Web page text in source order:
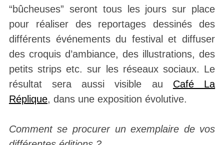
“bûcheuses” seront tous les jours sur place
pour réaliser des reportages dessinés des
différents événements du festival et diffuser
des croquis d’ambiance, des illustrations, des
petits strips etc. sur les réseaux sociaux. Le
résultat sera aussi visible au Café La
Réplique, dans une exposition évolutive.
Comment se procurer un exemplaire de vos